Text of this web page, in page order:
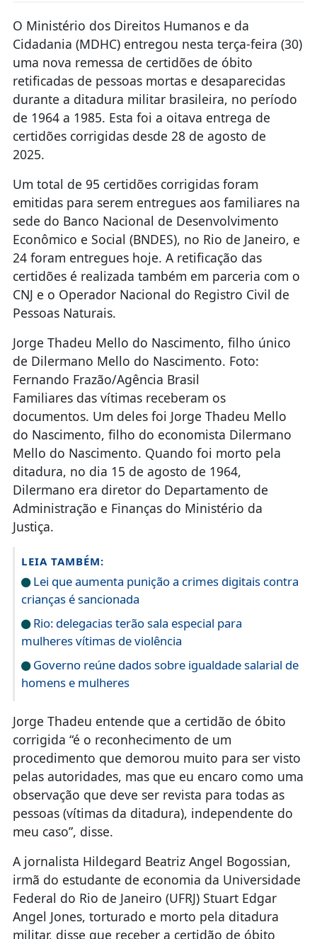
O Ministério dos Direitos Humanos e da
Cidadania (MDHC) entregou nesta terça-feira (30)
uma nova remessa de certidões de óbito
retificadas de pessoas mortas e desaparecidas
durante a ditadura militar brasileira, no período
de 1964 a 1985. Esta foi a oitava entrega de
certidões corrigidas desde 28 de agosto de
2025.
Um total de 95 certidões corrigidas foram
emitidas para serem entregues aos familiares na
sede do Banco Nacional de Desenvolvimento
Econômico e Social (BNDES), no Rio de Janeiro, e
24 foram entregues hoje. A retificação das
certidões é realizada também em parceria com o
CNJ e o Operador Nacional do Registro Civil de
Pessoas Naturais.
Jorge Thadeu Mello do Nascimento, filho único
de Dilermano Mello do Nascimento. Foto:
Fernando Frazão/Agência Brasil
Familiares das vítimas receberam os
documentos. Um deles foi Jorge Thadeu Mello
do Nascimento, filho do economista Dilermano
Mello do Nascimento. Quando foi morto pela
ditadura, no dia 15 de agosto de 1964,
Dilermano era diretor do Departamento de
Administração e Finanças do Ministério da
Justiça.
LEIA TAMBÉM:
Lei que aumenta punição a crimes digitais contra
crianças é sancionada
Rio: delegacias terão sala especial para
mulheres vítimas de violência
Governo reúne dados sobre igualdade salarial de
homens e mulheres
Jorge Thadeu entende que a certidão de óbito
corrigida “é o reconhecimento de um
procedimento que demorou muito para ser visto
pelas autoridades, mas que eu encaro como uma
observação que deve ser revista para todas as
pessoas (vítimas da ditadura), independente do
meu caso”, disse.
A jornalista Hildegard Beatriz Angel Bogossian,
irmã do estudante de economia da Universidade
Federal do Rio de Janeiro (UFRJ) Stuart Edgar
Angel Jones, torturado e morto pela ditadura
militar, disse que receber a certidão de óbito